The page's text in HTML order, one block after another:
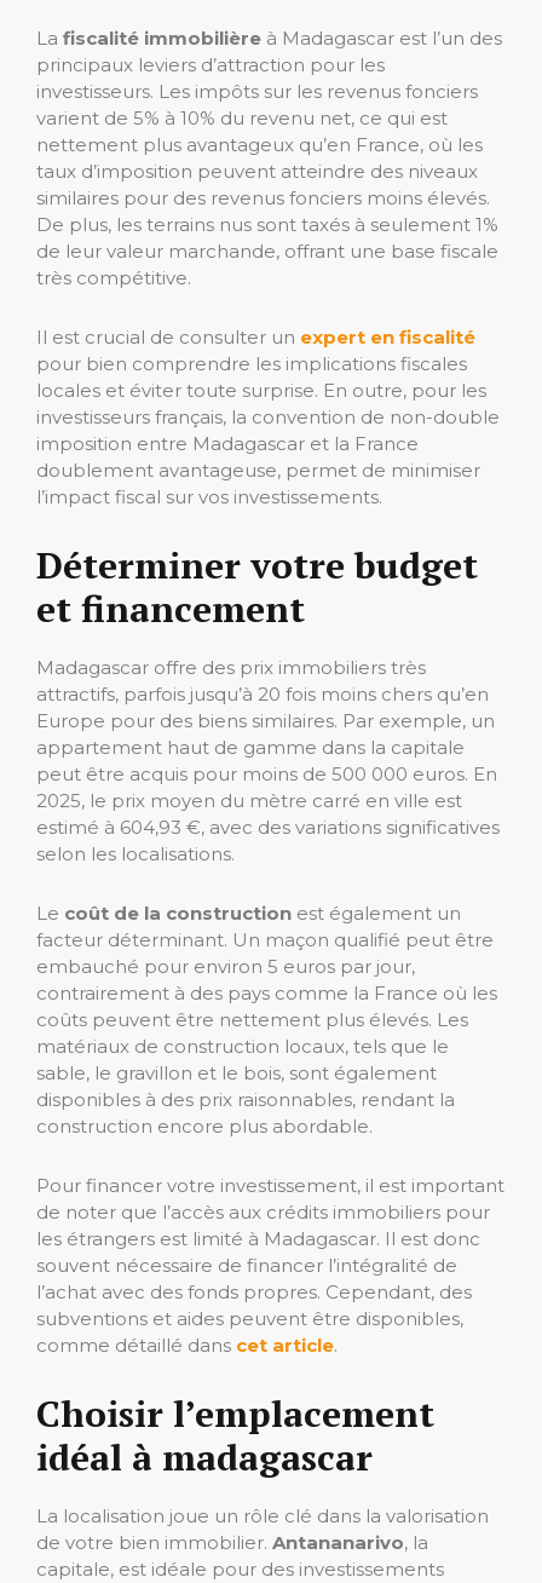
La fiscalité immobilière à Madagascar est l’un des
principaux leviers d’attraction pour les
investisseurs. Les impôts sur les revenus fonciers
varient de 5% à 10% du revenu net, ce qui est
nettement plus avantageux qu’en France, où les
taux d’imposition peuvent atteindre des niveaux
similaires pour des revenus fonciers moins élevés.
De plus, les terrains nus sont taxés à seulement 1%
de leur valeur marchande, offrant une base fiscale
très compétitive.
Il est crucial de consulter un expert en fiscalité
pour bien comprendre les implications fiscales
locales et éviter toute surprise. En outre, pour les
investisseurs français, la convention de non-double
imposition entre Madagascar et la France
doublement avantageuse, permet de minimiser
l’impact fiscal sur vos investissements.
Déterminer votre budget
et financement
Madagascar offre des prix immobiliers très
attractifs, parfois jusqu’à 20 fois moins chers qu’en
Europe pour des biens similaires. Par exemple, un
appartement haut de gamme dans la capitale
peut être acquis pour moins de 500 000 euros. En
2025, le prix moyen du mètre carré en ville est
estimé à 604,93 €, avec des variations significatives
selon les localisations.
Le coût de la construction est également un
facteur déterminant. Un maçon qualifié peut être
embauché pour environ 5 euros par jour,
contrairement à des pays comme la France où les
coûts peuvent être nettement plus élevés. Les
matériaux de construction locaux, tels que le
sable, le gravillon et le bois, sont également
disponibles à des prix raisonnables, rendant la
construction encore plus abordable.
Pour financer votre investissement, il est important
de noter que l’accès aux crédits immobiliers pour
les étrangers est limité à Madagascar. Il est donc
souvent nécessaire de financer l’intégralité de
l’achat avec des fonds propres. Cependant, des
subventions et aides peuvent être disponibles,
comme détaillé dans cet article.
Choisir l’emplacement
idéal à madagascar
La localisation joue un rôle clé dans la valorisation
de votre bien immobilier. Antananarivo, la
capitale, est idéale pour des investissements